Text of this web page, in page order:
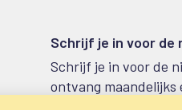
Schrijf je in voor de
Schrijf je in voor de
ontvang maandelijks